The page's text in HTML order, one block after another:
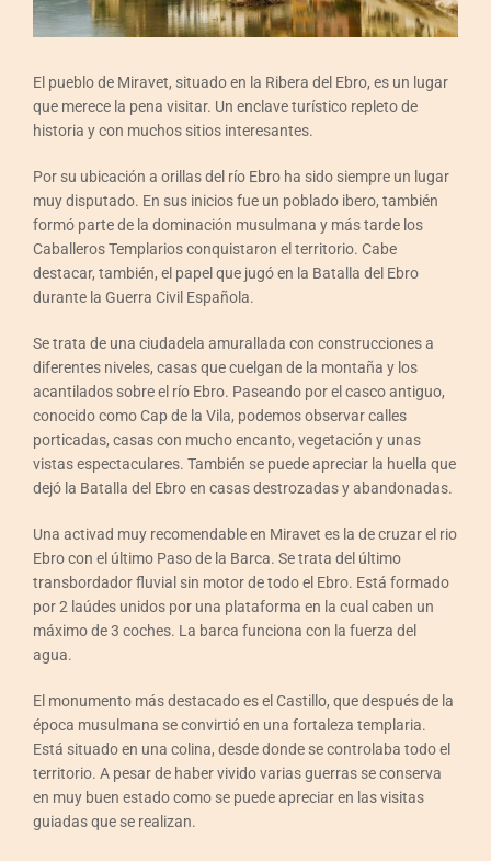
Eventos
Contactar
Español
El pueblo de Miravet, situado en la Ribera del Ebro, es un lugar
que merece la pena visitar. Un enclave turístico repleto de
historia y con muchos sitios interesantes.
Por su ubicación a orillas del río Ebro ha sido siempre un lugar
muy disputado. En sus inicios fue un poblado ibero, también
formó parte de la dominación musulmana y más tarde los
Caballeros Templarios conquistaron el territorio. Cabe
destacar, también, el papel que jugó en la Batalla del Ebro
durante la Guerra Civil Española.
Se trata de una ciudadela amurallada con construcciones a
diferentes niveles, casas que cuelgan de la montaña y los
acantilados sobre el río Ebro. Paseando por el casco antiguo,
conocido como Cap de la Vila, podemos observar calles
porticadas, casas con mucho encanto, vegetación y unas
vistas espectaculares. También se puede apreciar la huella que
dejó la Batalla del Ebro en casas destrozadas y abandonadas.
Una activad muy recomendable en Miravet es la de cruzar el rio
Ebro con el último Paso de la Barca. Se trata del último
transbordador fluvial sin motor de todo el Ebro. Está formado
por 2 laúdes unidos por una plataforma en la cual caben un
máximo de 3 coches. La barca funciona con la fuerza del
agua.
El monumento más destacado es el Castillo, que después de la
época musulmana se convirtió en una fortaleza templaria.
Está situado en una colina, desde donde se controlaba todo el
territorio. A pesar de haber vivido varias guerras se conserva
en muy buen estado como se puede apreciar en las visitas
guiadas que se realizan.